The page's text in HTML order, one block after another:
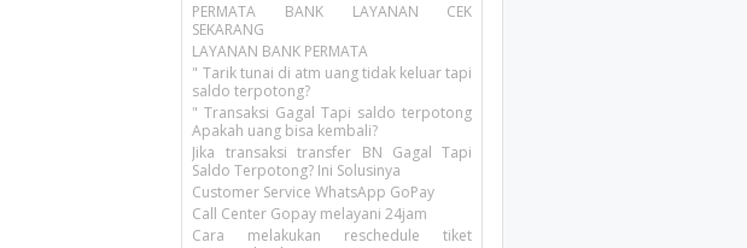
PERMATA BANK LAYANAN CEK
SEKARANG
LAYANAN BANK PERMATA
" Tarik tunai di atm uang tidak keluar tapi
saldo terpotong?
" Transaksi Gagal Tapi saldo terpotong
Apakah uang bisa kembali?
Jika transaksi transfer BN Gagal Tapi
Saldo Terpotong? Ini Solusinya
Customer Service WhatsApp GoPay
Call Center Gopay melayani 24jam
Cara melakukan reschedule tiket